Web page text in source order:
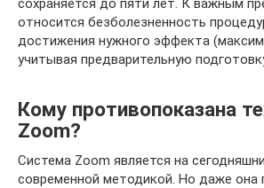
относится безболезненность
достижения нужного эффекта
учитывая предварительную
Кому противопоказана
Zoom?
Система Zoom является на
современной методикой. Но даже она